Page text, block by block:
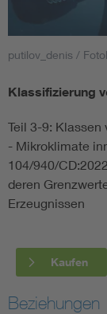
Smart
Circular
Cybersecurity
DIN VDE 0100
Elektrofachkraft
putilov_denis /
Klassifizierung
Teil 3-9: Klassen
- Mikroklimate
104/940/
deren
Erzeugnissen
Kaufen
Beziehungen